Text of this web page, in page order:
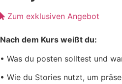
Zum exklusiven Angebot
Nach dem Kurs weißt du:
• Was du posten solltest und
• Wie du Stories nutzt, um